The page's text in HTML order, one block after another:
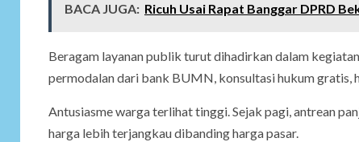
BACA JUGA: Ricuh Usai Rapat Banggar DPRD
Beragam layanan publik turut dihadirkan dalam
permodalan dari bank BUMN, konsultasi hukum gratis,
Antusiasme warga terlihat tinggi. Sejak pagi, antrean
harga lebih terjangkau dibanding harga pasar.